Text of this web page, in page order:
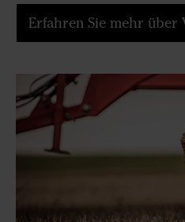
Erfahren Sie mehr über